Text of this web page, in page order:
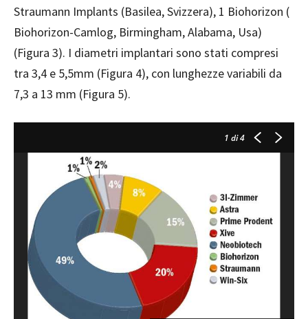
Straumann Implants (Basilea, Svizzera), 1 Biohorizon (
Biohorizon-Camlog, Birmingham, Alabama, Usa)
(Figura 3). I diametri implantari sono stati compresi
tra 3,4 e 5,5mm (Figura 4), con lunghezze variabili da
7,3 a 13 mm (Figura 5).
1 di 4